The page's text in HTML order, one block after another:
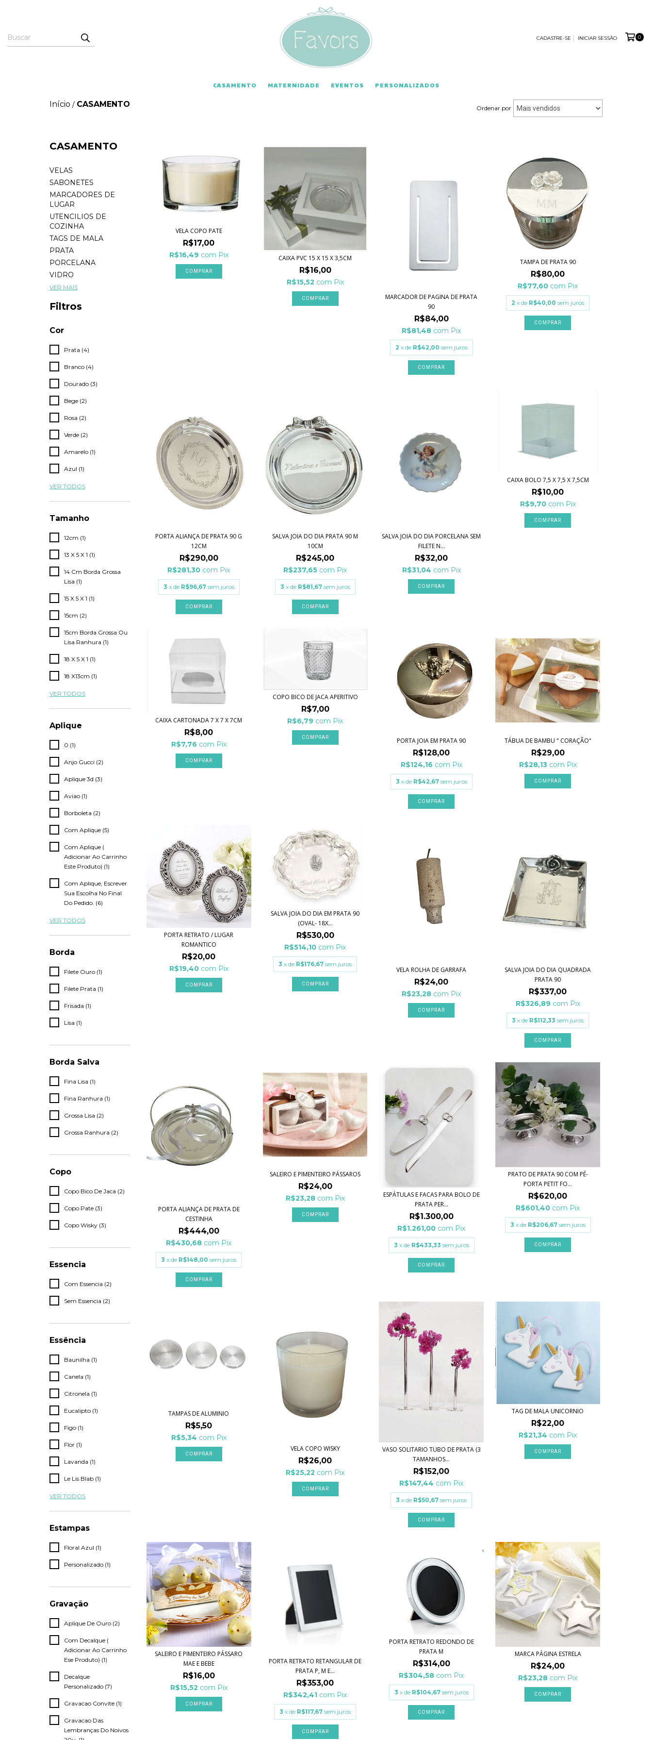
CADASTRE-SE INICIAR SESSÃO 0
CASAMENTO MATERNIDADE EVENTOS PERSONALIZADOS
Início / CASAMENTO Ordenar por
CASAMENTO
VELAS
SABONETES
MARCADORES DE
LUGAR
UTENCILIOS DE
COZINHA
TAGS DE MALA
PRATA
PORCELANA
VIDRO
VER MAIS
Filtros
Cor
Prata (4)
Branco (4)
Dourado (3)
Bege (2)
Rosa (2)
Verde (2)
Amarelo (1)
Azul (1)
VER TODOS
Tamanho
12cm (1)
13 X 5 X 1 (1)
14 Cm Borda Grossa
Lisa (1)
15 X 5 X 1 (1)
15cm (2)
15cm Borda Grossa Ou
Lisa Ranhura (1)
18 X 5 X 1 (1)
18 X13cm (1)
VER TODOS
Aplique
0 (1)
Anjo Gucci (2)
Aplique 3d (3)
Aviao (1)
Borboleta (2)
Com Aplique (5)
Com Aplique (
Adicionar Ao Carrinho
Este Produto) (1)
Com Aplique, Escrever
Sua Escolha No Final
Do Pedido. (6)
VER TODOS
Borda
Filete Ouro (1)
Filete Prata (1)
Frisada (1)
Lisa (1)
Borda Salva
Fina Lisa (1)
Fina Ranhura (1)
Grossa Lisa (2)
Grossa Ranhura (2)
Copo
Copo Bico De Jaca (2)
Copo Pate (3)
Copo Wisky (3)
Essencia
Com Essencia (2)
Sem Essencia (2)
Essência
Baunilha (1)
Canela (1)
Citronela (1)
Eucalipto (1)
Figo (1)
Flor (1)
Lavanda (1)
Le Lis Blab (1)
VER TODOS
Estampas
Floral Azul (1)
Personalizado (1)
Gravação
Aplique De Ouro (2)
Com Decalque (
Adicionar Ao Carrinho
Ese Produto) (1)
Decalque
Personalizado (7)
Gravacao Convite (1)
Gravacao Das
Lembranças Do Noivos
VELA COPO PATE
R$17,00
R$16,49 com Pix
COMPRAR
CAIXA PVC 15 X 15 X 3,5CM
R$16,00
R$15,52 com Pix
MARCADOR DE PAGINA DE PRATA
90
R$84,00
R$81,48 com Pix
2 x de R$42,00 sem juros
TAMPA DE PRATA 90
R$80,00
R$77,60 com Pix
2 x de R$40,00 sem juros
COMPRAR
PORTA ALIANÇA DE PRATA 90 G
12CM
R$290,00
R$281,30 com Pix
3 x de R$96,67 sem juros
COMPRAR
SALVA JOIA DO DIA PRATA 90 M
10CM
R$245,00
R$237,65 com Pix
3 x de R$81,67 sem juros
COMPRAR
SALVA JOIA DO DIA PORCELANA SEM
FILETE N...
R$32,00
R$31,04 com Pix
COMPRAR
CAIXA BOLO 7,5 X 7,5 X 7,5CM
R$10,00
R$9,70 com Pix
CAIXA CARTONADA 7 X 7 X 7CM
R$8,00
R$7,76 com Pix
COMPRAR
COPO BICO DE JACA APERITIVO
R$7,00
R$6,79 com Pix
PORTA JOIA EM PRATA 90
R$128,00
R$124,16 com Pix
3 x de R$42,67 sem juros
COMPRAR
TÁBUA DE BAMBU " CORAÇÃO"
R$29,00
R$28,13 com Pix
PORTA RETRATO / LUGAR
ROMANTICO
R$20,00
R$19,40 com Pix
SALVA JOIA DO DIA EM PRATA 90
(OVAL- 18X...
R$530,00
R$514,10 com Pix
3 x de R$176,67 sem juros
COMPRAR
VELA ROLHA DE GARRAFA
R$24,00
R$23,28 com Pix
SALVA JOIA DO DIA QUADRADA
PRATA 90
R$337,00
R$326,89 com Pix
3 x de R$112,33 sem juros
PORTA ALIANÇA DE PRATA DE
CESTINHA
R$444,00
R$430,68 com Pix
3 x de R$148,00 sem juros
COMPRAR
SALEIRO E PIMENTEIRO PÁSSAROS
R$24,00
R$23,28 com Pix
ESPÁTULAS E FACAS PARA BOLO DE
PRATA PER...
R$1.300,00
R$1.261,00 com Pix
3 x de R$433,33 sem juros
COMPRAR
PRATO DE PRATA 90 COM PÉ-
PORTA PETIT FO...
R$620,00
R$601,40 com Pix
3 x de R$206,67 sem juros
COMPRAR
TAMPAS DE ALUMINIO
R$5,50
R$5,34 com Pix
COMPRAR
VELA COPO WISKY
R$26,00
R$25,22 com Pix
COMPRAR
VASO SOLITARIO TUBO DE PRATA (3
TAMANHOS...
R$152,00
R$147,44 com Pix
3 x de R$50,67 sem juros
COMPRAR
TAG DE MALA UNICORNIO
R$22,00
R$21,34 com Pix
SALEIRO E PIMENTEIRO PÁSSARO
MAE E BEBE
R$16,00
R$15,52 com Pix
PORTA RETRATO RETANGULAR DE
PRATA P, M E...
R$353,00
R$342,41 com Pix
3 x de R$117,67 sem juros
COMPRAR
PORTA RETRATO REDONDO DE
PRATA M
R$314,00
R$304,58 com Pix
3 x de R$104,67 sem juros
MARCA PÁGINA ESTRELA
R$24,00
R$23,28 com Pix